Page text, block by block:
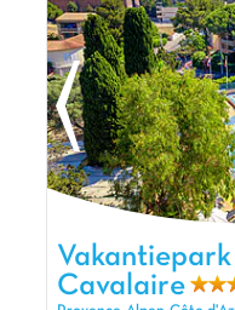
multisportterrein
omgeving: het
mythische Saint-
en Le Lavandou,
Mimosas. Een
Grimaud (83)! 🌞
De mening
Hier geniet je
onvergetelijk
plek! Het
liggen op slechts 2
Vakantiepark Baie de
Côte d'Azur
Cavalaire